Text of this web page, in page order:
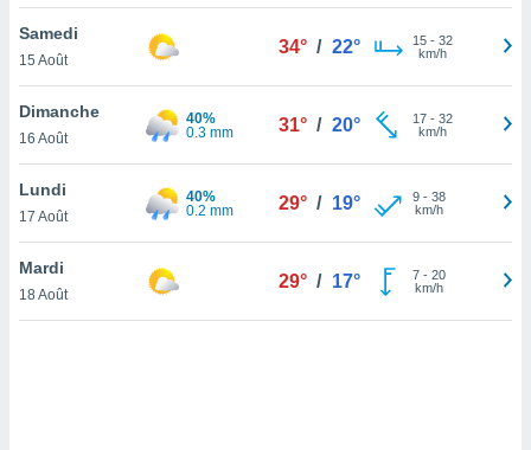
votre
à
en
le
Samedi
15 Août
34° / 22° 15- 32
km/h
Dimanche
16 Août
40%
0.3 mm
31° / 20° 17- 32
km/h
Lundi
17 Août
40%
0.2 mm
29° / 19° 9- 38
km/h
Mardi
18 Août
29° / 17° 7- 20
km/h